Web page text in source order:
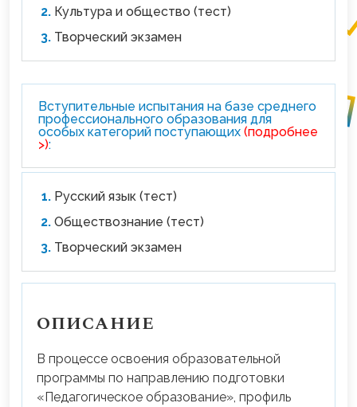
Культура и общество (тест)
Творческий экзамен
Вступительные испытания на базе среднего
профессионального образования для
особых категорий поступающих (подробнее
>):
Русский язык (тест)
Обществознание (тест)
Творческий экзамен
ОПИСАНИЕ
В процессе освоения образовательной
программы по направлению подготовки
«Педагогическое образование», профиль